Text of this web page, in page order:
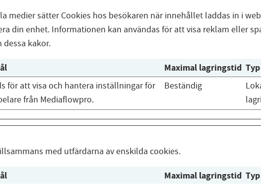
medier sätter Cookies hos besökaren när innehållet laddas in i
din enhet. Informationen kan användas för att visa reklam eller
kakor.
Maximal lagringstid Typ
för att visa och hantera inställningar för
från Mediaflowpro.
Beständig
med utfärdarna av enskilda cookies.
Maximal lagringstid Typ